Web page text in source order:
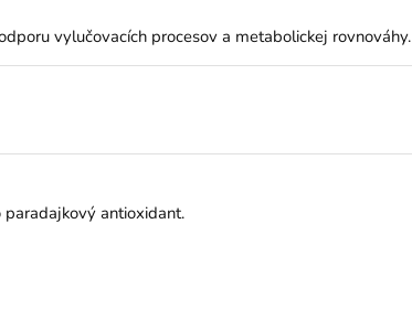
vylučovacích procesov a metabolickej rovnováhy.
antioxidant.